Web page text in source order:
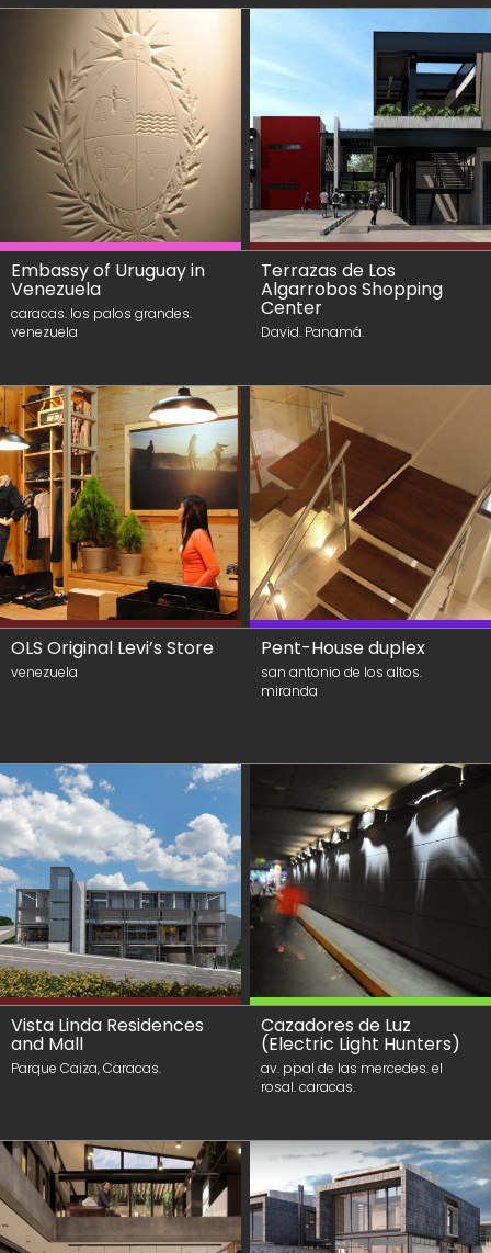
Embassy of Uruguay in
Venezuela
caracas. los palos grandes.
venezuela
Terrazas de Los
Algarrobos Shopping
Center
David. Panamá.
OLS Original Levi’s Store
venezuela
Pent-House duplex
san antonio de los altos.
miranda
Vista Linda Residences
and Mall
Parque Caiza, Caracas.
Cazadores de Luz
(Electric Light Hunters)
av. ppal de las mercedes. el
rosal. caracas.